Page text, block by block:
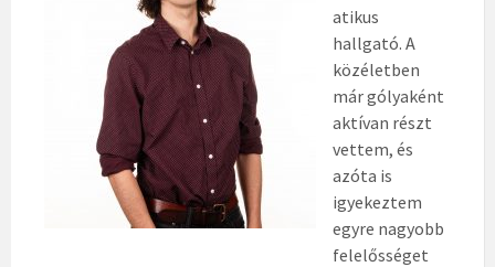
atikus
hallgató. A
közéletben
már gólyaként
aktívan részt
vettem, és
azóta is
igyekeztem
egyre nagyobb
felelősséget